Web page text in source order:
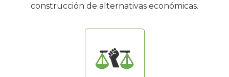
construcción de alternativas económicas.